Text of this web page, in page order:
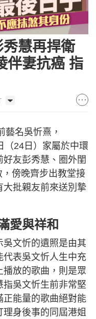
慧再捍衛
伴妻抗癌 指
藝名吳忻熹，
（24日）家屬於中環
友彭秀慧、圈外閨
傍晚齊步出教堂接
大批親友前來送別摯
愛與祥和
文忻的遺照是由其
代表吳文忻人生中充
放的歌曲，則是眾
吳文忻生前非常堅
能量的歌曲絕對能
身後事的同屆港姐